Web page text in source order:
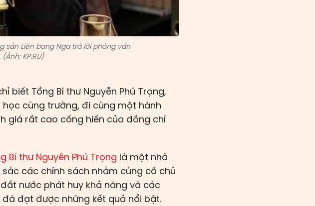
sản Liên bang Nga trả lời phỏng vấn
KP.RU)
biết Tổng Bí thư Nguyễn Phú Trọng,
cùng trường, đi cùng một hành
giá rất cao cống hiến của đồng chí
Bí thư Nguyễn Phú Trọng là một nhà
các chính sách nhằm củng cố chủ
nước phát huy khả năng ​​và các
đạt được những kết quả nổi bật.